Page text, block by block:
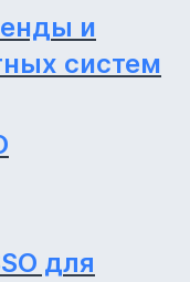
и
систем
для